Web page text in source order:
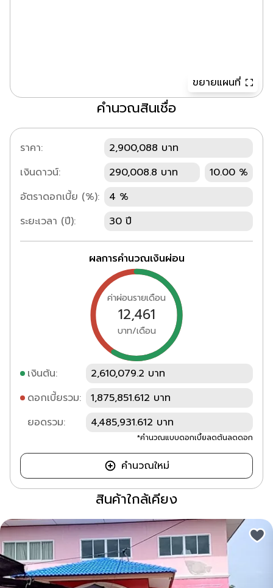
ขยายแผนที่
คำนวณสินเชื่อ
ราคา:
2,900,088 บาท
เงินดาวน์:
290,008.8 บาท
10.00 %
อัตราดอกเบี้ย (%):
4 %
ระยะเวลา (ปี):
30 ปี
ผลการคำนวณเงินผ่อน
ค่าผ่อนรายเดือน
12,461
บาท/เดือน
เงินต้น:
2,610,079.2 บาท
ดอกเบี้ยรวม:
1,875,851.612 บาท
ยอดรวม:
4,485,931.612 บาท
*คำนวณแบบดอกเบี้ยลดต้นลดดอก
คำนวณใหม่
สินค้าใกล้เคียง